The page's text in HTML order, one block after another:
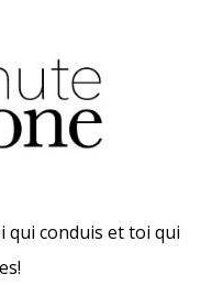
qui conduis et toi qui